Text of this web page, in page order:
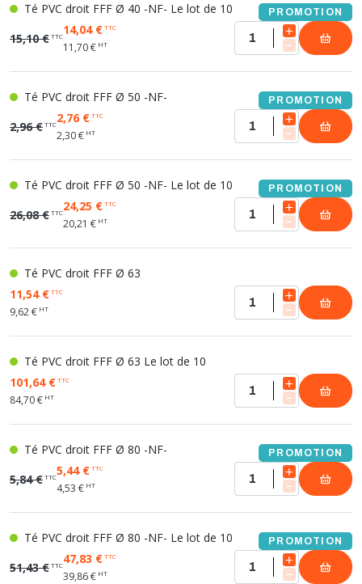
Té PVC droit FFF Ø 40 -NF- Le lot de 10 PROMOTION
15,10 €TTC14,04 €TTC
11,70 € HT
Té PVC droit FFF Ø 50 -NF- PROMOTION
2,96 €TTC2,76 €TTC
2,30 € HT
Té PVC droit FFF Ø 50 -NF- Le lot de 10 PROMOTION
26,08 €TTC24,25 €TTC
20,21 € HT
Té PVC droit FFF Ø 63
11,54 €TTC
9,62 € HT
Té PVC droit FFF Ø 63 Le lot de 10
101,64 €TTC
84,70 € HT
Té PVC droit FFF Ø 80 -NF- PROMOTION
5,84 €TTC5,44 €TTC
4,53 € HT
Té PVC droit FFF Ø 80 -NF- Le lot de 10 PROMOTION
51,43 €TTC47,83 €TTC
39,86 € HT